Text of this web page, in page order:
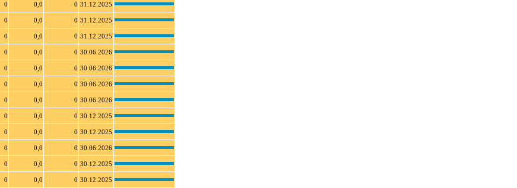
0 0,0 0 31.12.2025
0 0,0 0 31.12.2025
0 0,0 0 31.12.2025
0 0,0 0 30.06.2026
0 0,0 0 30.06.2026
0 0,0 0 30.06.2026
0 0,0 0 30.06.2026
0 0,0 0 30.12.2025
0 0,0 0 30.12.2025
0 0,0 0 30.06.2026
0 0,0 0 30.12.2025
0 0,0 0 30.12.2025